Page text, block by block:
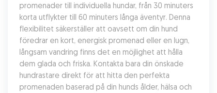
promenader till individuella hundar, från 30 minuters
korta utflykter till 60 minuters långa äventyr. Denna
flexibilitet säkerställer att oavsett om din hund
föredrar en kort, energisk promenad eller en lugn,
långsam vandring finns det en möjlighet att hålla
dem glada och friska. Kontakta bara din önskade
hundrastare direkt för att hitta den perfekta
promenaden baserad på din hunds ålder, hälsa och